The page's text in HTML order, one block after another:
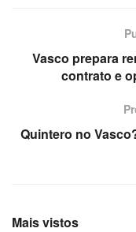
Vasco prepara
contrato e
Quintero no
Mais vistos